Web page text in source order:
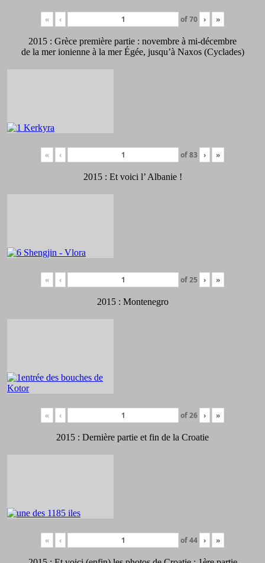
« ‹ of70 › »
2015 : Grèce première partie : novembre à mi-décembre
de la mer ionienne à la mer Égée, jusqu’à Naxos (Cyclades)
« ‹ of83 › »
2015 : Et voici l’ Albanie !
« ‹ of25 › »
2015 : Montenegro
« ‹ of26 › »
2015 : Dernière partie et fin de la Croatie
« ‹ of44 › »